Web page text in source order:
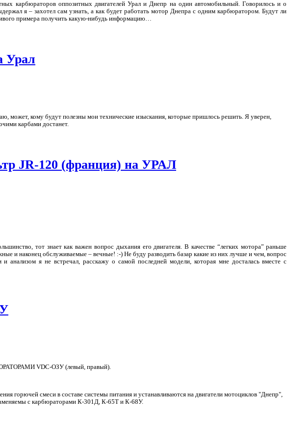
карбюраторов оппозитных двигателей Урал и Днепр на один автомобильный. Говорилось и о
я – захотел сам узнать, а как будет работать мотор Днепра с одним карбюратором. Будут ли
примера получить какую-нибудь информацию…
Урал
может, кому будут полезны мои технические изыскания, которые пришлось решить. Я уверен,
карбами достанет.
JR-120 (франция) на УРАЛ
тот знает как важен вопрос дыхания его двигателя. В качестве “легких мотора” раньше
и наконец обслуживаемые – вечные! :-) Не буду разводить базар какие из них лучше и чем, вопрос
анализом я не встречал, расскажу о самой последней модели, которая мне досталась вместе с
VDC-ОЗУ (левый, правый).
горючей смеси в составе системы питания и устанавливаются на двигатели мотоциклов "Днепр",
с карбюраторами К-301Д, К-65Т и К-68У.